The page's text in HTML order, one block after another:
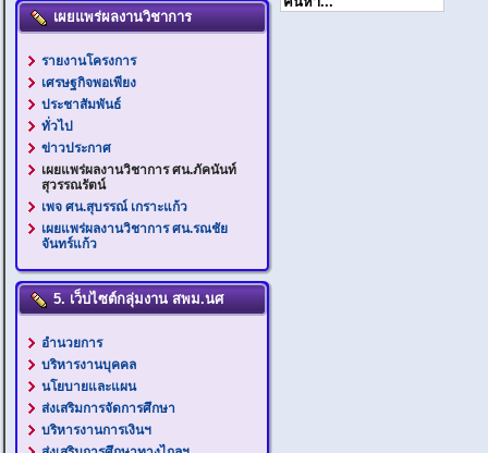
เผยแพร่ผลงานวิชาการ
รายงานโครงการ
เศรษฐกิจพอเพียง
ประชาสัมพันธ์
ทั่วไป
ข่าวประกาศ
เผยแพร่ผลงานวิชาการ ศน.ภัคนันท์
สุวรรณรัตน์
เพจ ศน.สุบรรณ์ เกราะแก้ว
เผยแพร่ผลงานวิชาการ ศน.รณชัย
จันทร์แก้ว
5. เว็บไซต์กลุ่มงาน สพม.นศ
อำนวยการ
บริหารงานบุคคล
นโยบายและแผน
ส่งเสริมการจัดการศึกษา
บริหารงานการเงินฯ